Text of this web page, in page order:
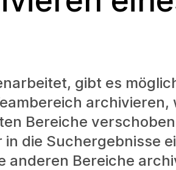
gibt es
Bereiche
die Suchergebnisse
anderen Bereiche